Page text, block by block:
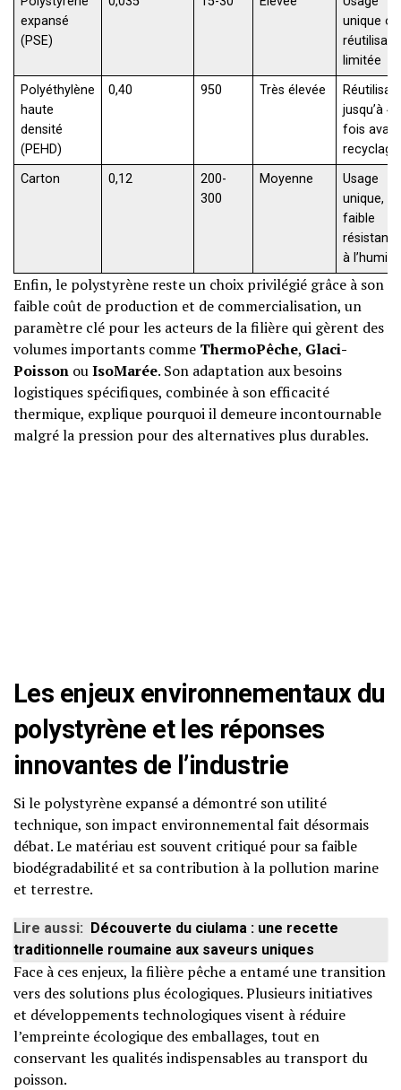
expansé
(PSE)
unique ou
limitée
Polyéthylène
haute
densité
(PEHD)
0,40 950 Très élevée
jusqu’à
fois avant
recyclage
Carton
0,12
200-
300
Moyenne
Usage
unique,
faible
à
Enfin, le polystyrène reste un choix privilégié grâce à son
faible coût de production et de commercialisation, un
paramètre clé pour les acteurs de la filière qui gèrent des
volumes importants comme ThermoPêche, Glaci-
Poisson ouIsoMarée. Son adaptation aux besoins
logistiques spécifiques, combinée à son efficacité
thermique, explique pourquoi il demeure incontournable
malgré la pression pour des alternatives plus durables.
Les enjeux environnementaux du
polystyrène et les réponses
innovantes de l’industrie
Si le polystyrène expansé a démontré son utilité
technique, son impact environnemental fait désormais
débat. Le matériau est souvent critiqué pour sa faible
biodégradabilité et sa contribution à la pollution marine
et terrestre.
Lire aussi: Découverte du ciulama : une recette
traditionnelle roumaine aux saveurs uniques
Face à ces enjeux, la filière pêche a entamé une transition
vers des solutions plus écologiques. Plusieurs initiatives
et développements technologiques visent à réduire
l’empreinte écologique des emballages, tout en
conservant les qualités indispensables au transport du
poisson.